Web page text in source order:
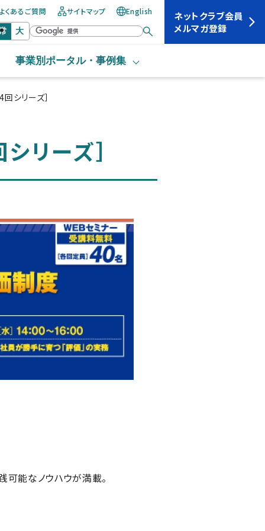
よくあるご質問 サイトマップ English
大
ネットクラブ会員
メルマガ登録
事業別ポータル・事例集
シリーズ］
リーズ］
能なノウハウが満載。